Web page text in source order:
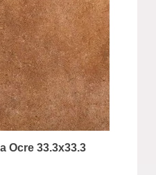
Ocre 33.3x33.3